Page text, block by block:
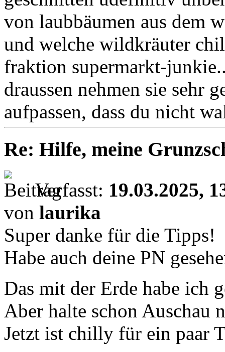
von laubbäumen aus dem
und welche wildkräuter
fraktion supermarkt-
draussen nehmen sie sehr
aufpassen, dass du nicht
Re: Hilfe, meine
Verfasst: 19.03.2025,
von laurika
Super danke für die Tipps!
Habe auch deine PN
Das mit der Erde habe ich
Aber halte schon Auschau
Jetzt ist chilly für ein paar